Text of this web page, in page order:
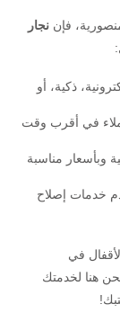
فإن نجار
ذكية، أو
في أقرب وقت
وبأسعار مناسبة
خدمات إصلاح
في
نحن هنا لخدمتك